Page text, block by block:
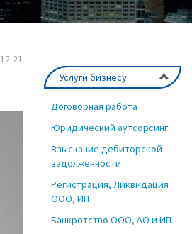
21
Услуги бизнесу
Договорная работа
Юридический аутсорсинг
Взыскание дебиторской
задолженности
Регистрация, Ликвидация
ООО, ИП
Банкротство ООО, АО и ИП